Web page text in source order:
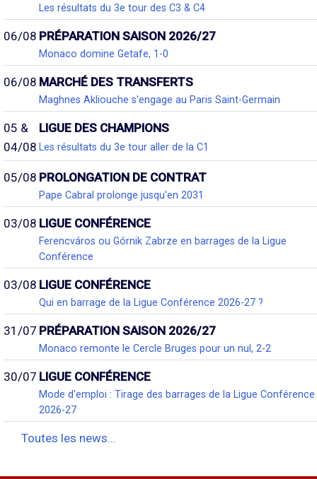
Les résultats du 3e tour des C3 & C4
06/08 PRÉPARATION SAISON 2026/27
Monaco domine Getafe, 1-0
06/08 MARCHÉ DES TRANSFERTS
Maghnes Akliouche s'engage au Paris Saint-Germain
05 &
04/08
LIGUE DES CHAMPIONS
Les résultats du 3e tour aller de la C1
05/08 PROLONGATION DE CONTRAT
Pape Cabral prolonge jusqu'en 2031
03/08 LIGUE CONFÉRENCE
Ferencváros ou Górnik Zabrze en barrages de la Ligue
Conférence
03/08 LIGUE CONFÉRENCE
Qui en barrage de la Ligue Conférence 2026-27 ?
31/07 PRÉPARATION SAISON 2026/27
Monaco remonte le Cercle Bruges pour un nul, 2-2
30/07 LIGUE CONFÉRENCE
Mode d'emploi : Tirage des barrages de la Ligue Conférence
2026-27
Toutes les news...